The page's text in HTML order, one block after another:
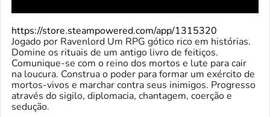
https://store.steampowered.com/app/1315320
Jogado por Ravenlord Um RPG gótico rico em histórias.
Domine os rituais de um antigo livro de feitiços.
Comunique-se com o reino dos mortos e lute para cair
na loucura. Construa o poder para formar um exército de
mortos-vivos e marchar contra seus inimigos. Progresso
através do sigilo, diplomacia, chantagem, coerção e
sedução.